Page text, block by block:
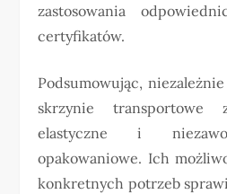
zastosowania
certyfikatów.
Podsumowując,
skrzynie transportowe
elastyczne i
opakowaniowe. Ich
konkretnych potrzeb